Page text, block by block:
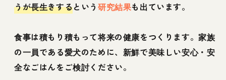
うが長生きするという研究結果も出ています。
食事は積もり積もって将来の健康をつくります。家族
の一員である愛犬のために、新鮮で美味しい安心・安
全なごはんをご検討ください。